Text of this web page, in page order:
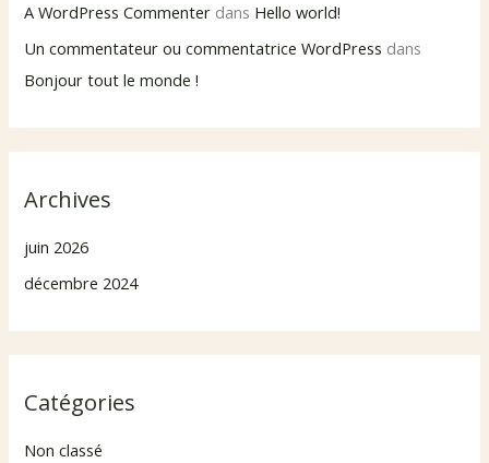
A WordPress Commenter dans Hello world!
Un commentateur ou commentatrice WordPress dans
Bonjour tout le monde !
Archives
juin 2026
décembre 2024
Catégories
Non classé